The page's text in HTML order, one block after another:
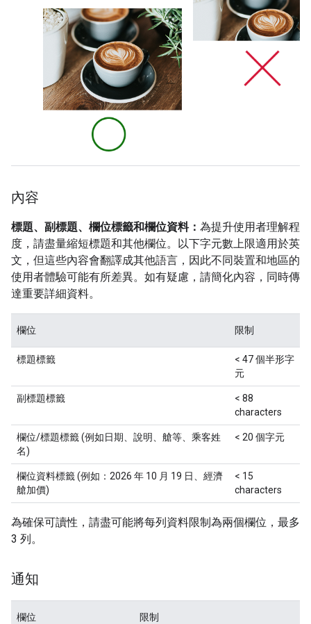
內容
標題、副標題、欄位標籤和欄位資料： 為提升使用者理解程
度，請盡量縮短標題和其他欄位。以下字元數上限適用於英
文，但這些內容會翻譯成其他語言，因此不同裝置和地區的
使用者體驗可能有所差異。如有疑慮，請簡化內容，同時傳
達重要詳細資料。
欄位 限制
標題標籤
< 47 個半形字
元
副標題標籤
< 88
characters
欄位/標題標籤 (例如日期、說明、艙等、乘客姓
名)
< 20 個字元
欄位資料標籤 (例如：2026 年 10 月 19 日、經濟
艙加價)
< 15
characters
為確保可讀性，請盡可能將每列資料限制為兩個欄位，最多
3 列。
通知
欄位 限制